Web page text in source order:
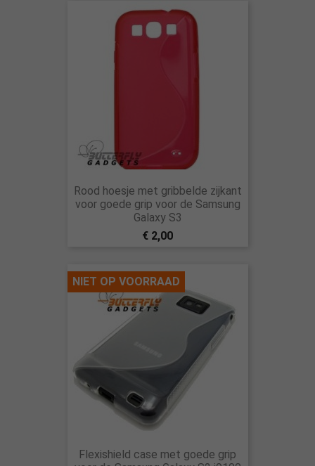
Rood hoesje met gribbelde zijkant
voor goede grip voor de Samsung
Galaxy S3
€ 2,00
Flexishield case met goede grip
NIET OP VOORRAAD